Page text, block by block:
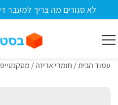
לתוכן
לא סגורים מה צריך למעבר
בסטבוקס עמוד הבית/ חומרי אריזה/ מסקנטייפ